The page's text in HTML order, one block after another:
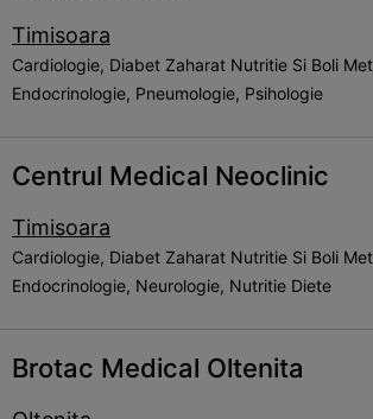
Timisoara
Cardiologie, Diabet Zaharat Nutritie Si Boli
Endocrinologie, Pneumologie, Psihologie
Centrul Medical Neoclinic
Timisoara
Cardiologie, Diabet Zaharat Nutritie Si Boli
Endocrinologie, Neurologie, Nutritie Diete
Brotac Medical Oltenita